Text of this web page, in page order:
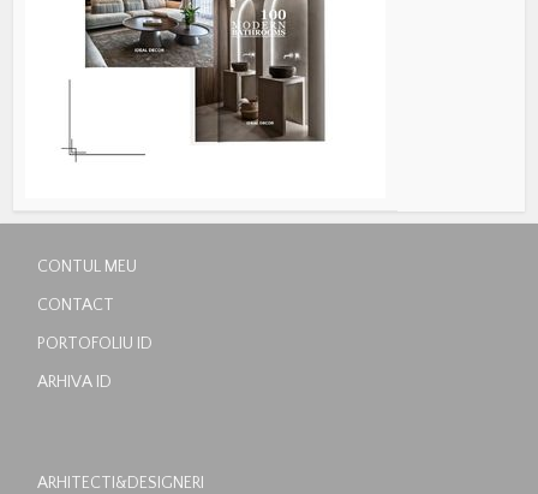
CONTUL MEU
CONTACT
PORTOFOLIU ID
ARHIVA ID
ARHITECTI&DESIGNERI